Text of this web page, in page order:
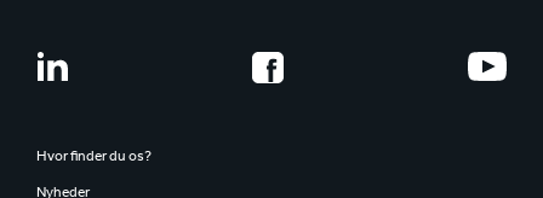
Hvor finder du os?
Nyheder